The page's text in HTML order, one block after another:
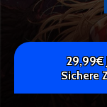
29,99€
Sichere